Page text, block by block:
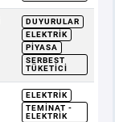
DUYURULAR
ELEKTRIK
PIYASA
SERBEST
TÜKETICI
ELEKTRIK
TEMINAT -
ELEKTRIK